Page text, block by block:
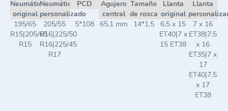
Neumático
original
Neumático
personalizado
PCD
Agujero
central
Tamaño
de rosca
Llanta
original
Llanta
195/65
R15|205/65
R15
205/55
R16|225/50
R16|225/45
R17
5*108 65,1 mm 14*1,5
6,5 x 15
ET40|7 x
15 ET38
7 x 16
ET38|7,5
x 16
ET35|7 x
17
ET40|7,5
x 17
ET38